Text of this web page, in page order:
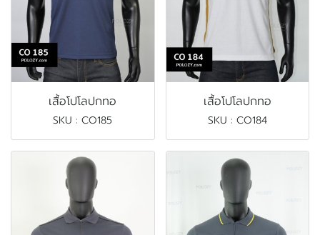
เสื้อโปโลปกทอ
SKU : CO185
เสื้อโปโลปกทอ
SKU : CO184